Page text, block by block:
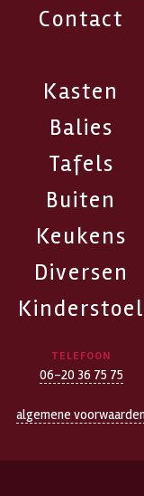
Contact
Kasten
Balies
Tafels
Buiten
Keukens
Diversen
Kinderstoel
TELEFOON
06-20 36 75 75
algemene voorwaarden